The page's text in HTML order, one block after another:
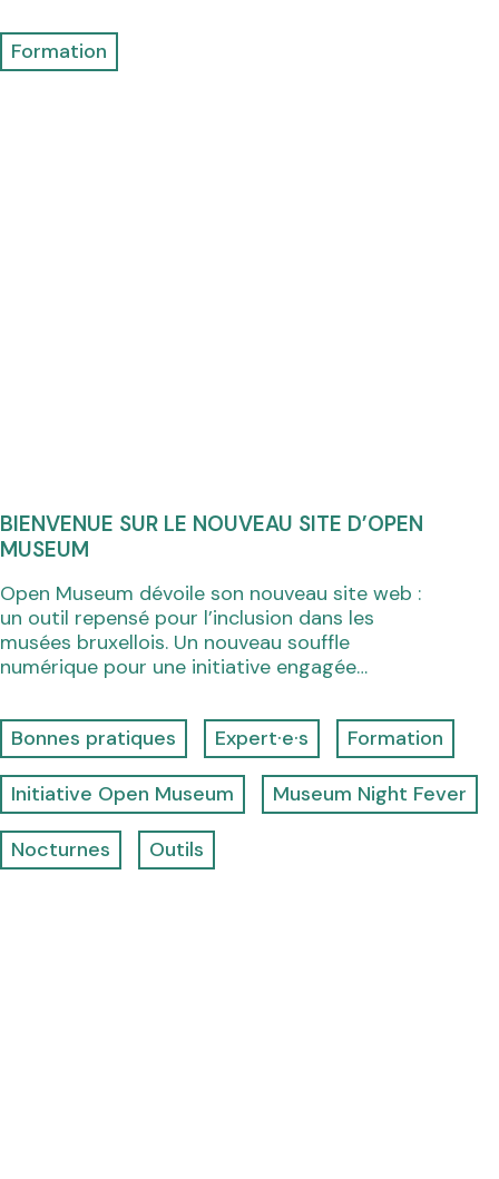
Formation
BIENVENUE SUR LE NOUVEAU SITE D’OPEN
MUSEUM
Open Museum dévoile son nouveau site web :
un outil repensé pour l’inclusion dans les
musées bruxellois. Un nouveau souffle
numérique pour une initiative engagée…
Bonnes pratiques Expert·e·s Formation
Initiative Open Museum Museum Night Fever
Nocturnes Outils